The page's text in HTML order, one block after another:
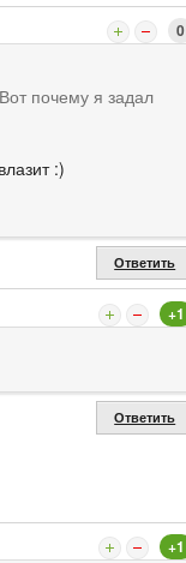
0
почему я задал
:)
Ответить
+1
Ответить
+1